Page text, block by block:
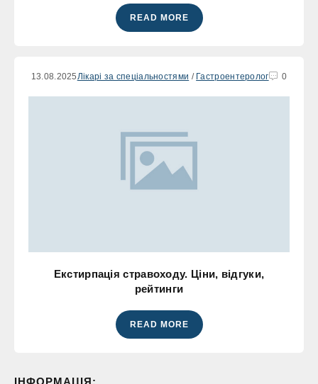
READ MORE
13.08.2025 Лікарі за спеціальностями / Гастроентеролог 0
Екстирпація стравоходу. Ціни, відгуки,
рейтинги
READ MORE